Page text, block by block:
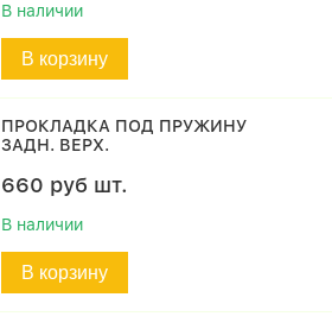
В наличии
В корзину
ПРОКЛАДКА ПОД ПРУЖИНУ
ЗАДН. ВЕРХ.
660 руб шт.
В наличии
В корзину